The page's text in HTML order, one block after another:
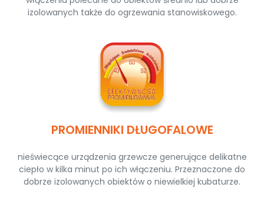
izolowanych także do ogrzewania stanowiskowego.
PROMIENNIKI DŁUGOFALOWE
nieświecące urządzenia grzewcze generujące delikatne
ciepło w kilka minut po ich włączeniu. Przeznaczone do
dobrze izolowanych obiektów o niewielkiej kubaturze.